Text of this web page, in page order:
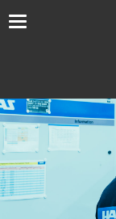
Toggle